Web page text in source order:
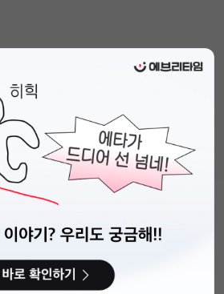
5층
사업자등록번호 : 572-87-02009
커뮤니티이용규칙 공지사항
)